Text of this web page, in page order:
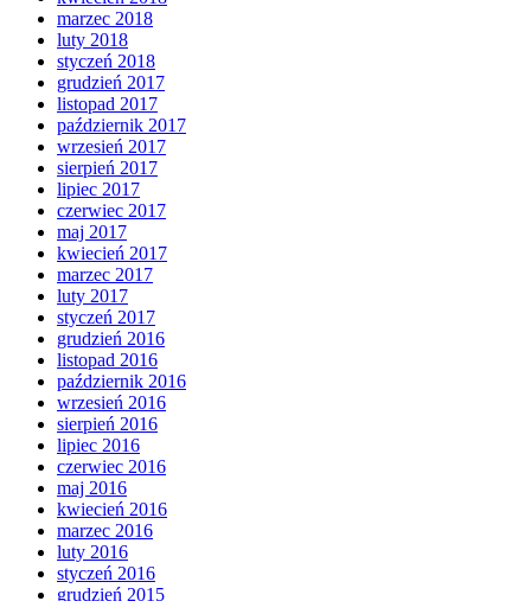
marzec 2018
luty 2018
styczeń 2018
grudzień 2017
listopad 2017
październik 2017
wrzesień 2017
sierpień 2017
lipiec 2017
czerwiec 2017
maj 2017
kwiecień 2017
marzec 2017
luty 2017
styczeń 2017
grudzień 2016
listopad 2016
październik 2016
wrzesień 2016
sierpień 2016
lipiec 2016
czerwiec 2016
maj 2016
kwiecień 2016
marzec 2016
luty 2016
styczeń 2016
grudzień 2015